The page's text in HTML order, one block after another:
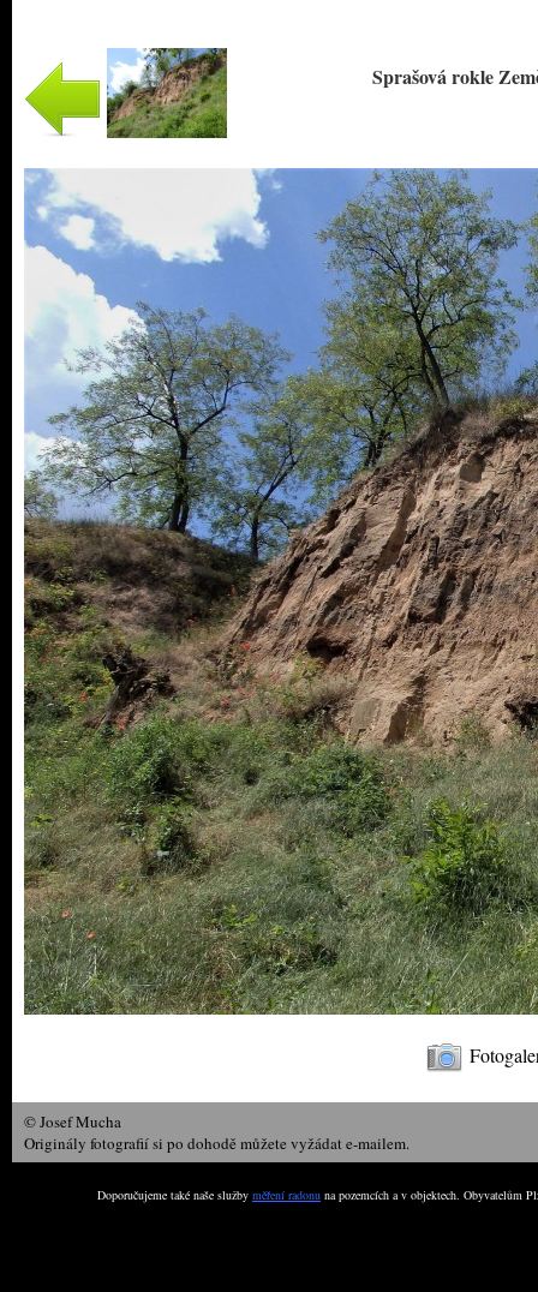
Sprašová rokle
© Josef Mucha
Originály fotografií si po dohodě můžete vyžádat e-mailem.
Doporučujeme také naše služby měření radonu na pozemcích a v objektech. Obyvatelům